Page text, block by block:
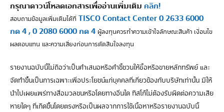
กรุณาดาวน์โหลดเอกสารเพื่ออ่านเพิ่มเติม คลิก!
สอบถามข้อมูลเพิ่มเติมได้ที่ TISCO Contact Center 0 2633 6000
กด 4 , 0 2080 6000 กด 4 ผู้ลงทุนควรทำความเข้าใจลักษณะสินค้า เงื่อนไข
ผลตอบแทน และความเสี่ยงก่อนการตัดสินใจลงทุน
รายงานฉบับนี้ไม่ถือว่าเป็นคำเสนอหรือคำชี้ชวนให้ซื้อหรือขายหลักทรัพย์ และ
จัดทำขึ้นเป็นการเฉพาะเพื่อประโยชน์แก่บุคคลที่เกี่ยวข้องกับบริษัทเท่านั้น มิให้
นำไปเผยแพร่ทางสื่อมวลชนหรือโดยทางอื่นใด ทิสโก้ไม่ต้องรับผิดต่อความเสีย
หายใดๆ ที่เกิดขึ้นโดยตรงหรือเป็นผลจากการใช้เนื้อหาหรือรายงานฉบับนี้